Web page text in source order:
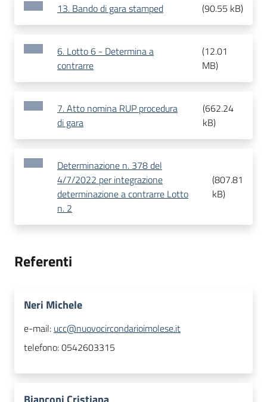
13. Bando di gara stamped (90.55 kB)
6. Lotto 6 - Determina a
contrarre
(12.01
MB)
7. Atto nomina RUP procedura
di gara
(662.24
kB)
Determinazione n. 378 del
4/7/2022 per integrazione
determinazione a contrarre Lotto
n. 2
(807.81
kB)
Referenti
Neri Michele
e-mail: ucc@nuovocircondarioimolese.it
telefono:0542603315